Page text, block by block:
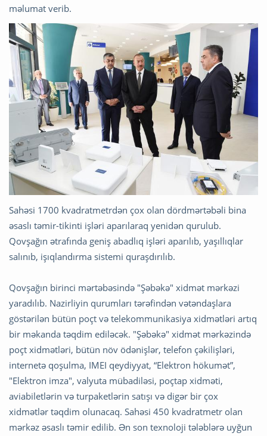
məlumat verib.
Sahəsi 1700 kvadratmetrdən çox olan dördmərtəbəli bina
əsaslı təmir-tikinti işləri aparılaraq yenidən qurulub.
Qovşağın ətrafında geniş abadlıq işləri aparılıb, yaşıllıqlar
salınıb, işıqlandırma sistemi quraşdırılıb.
Qovşağın birinci mərtəbəsində "Şəbəkə" xidmət mərkəzi
yaradılıb. Nazirliyin qurumları tərəfindən vətəndaşlara
göstərilən bütün poçt və telekommunikasiya xidmətləri artıq
bir məkanda təqdim ediləcək. "Şəbəkə" xidmət mərkəzində
poçt xidmətləri, bütün növ ödənişlər, telefon çəkilişləri,
internetə qoşulma, IMEI qeydiyyat, “Elektron hökumət”,
"Elektron imza", valyuta mübadiləsi, poçtap xidməti,
aviabiletlərin və turpaketlərin satışı və digər bir çox
xidmətlər təqdim olunacaq. Sahəsi 450 kvadratmetr olan
mərkəz əsaslı təmir edilib. Ən son texnoloji tələblərə uyğun